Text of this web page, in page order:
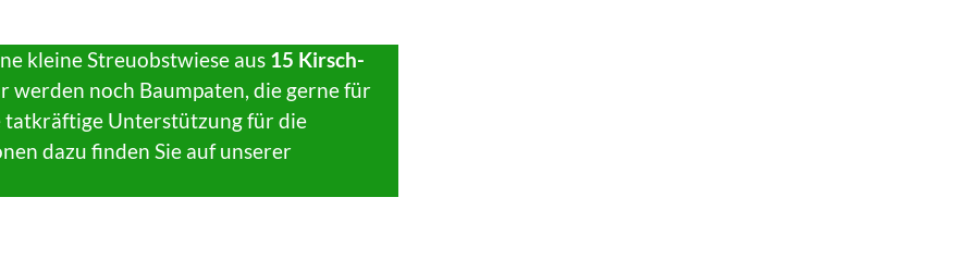
kleine Streuobstwiese aus 15 Kirsch-
werden noch Baumpaten, die gerne für
tatkräftige Unterstützung für die
dazu finden Sie auf unserer